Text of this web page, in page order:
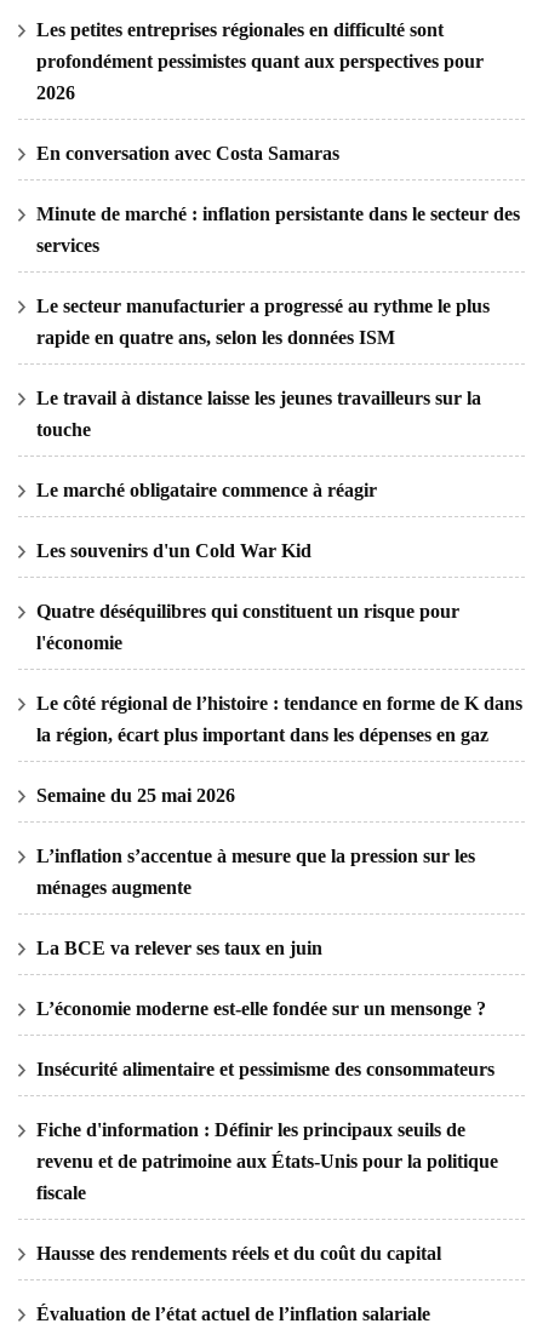
Les petites entreprises régionales en difficulté sont
profondément pessimistes quant aux perspectives pour
2026
En conversation avec Costa Samaras
Minute de marché : inflation persistante dans le secteur des
services
Le secteur manufacturier a progressé au rythme le plus
rapide en quatre ans, selon les données ISM
Le travail à distance laisse les jeunes travailleurs sur la
touche
Le marché obligataire commence à réagir
Les souvenirs d'un Cold War Kid
Quatre déséquilibres qui constituent un risque pour
l'économie
Le côté régional de l’histoire : tendance en forme de K dans
la région, écart plus important dans les dépenses en gaz
Semaine du 25 mai 2026
L’inflation s’accentue à mesure que la pression sur les
ménages augmente
La BCE va relever ses taux en juin
L’économie moderne est-elle fondée sur un mensonge ?
Insécurité alimentaire et pessimisme des consommateurs
Fiche d'information : Définir les principaux seuils de
revenu et de patrimoine aux États-Unis pour la politique
fiscale
Hausse des rendements réels et du coût du capital
Évaluation de l’état actuel de l’inflation salariale